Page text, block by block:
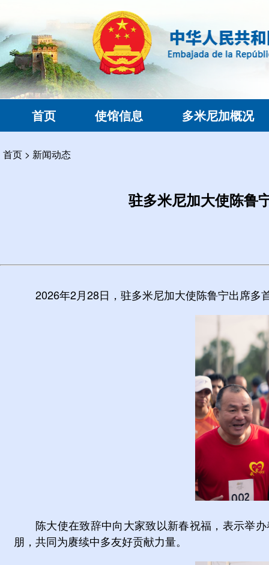
首页 使馆信息 多米尼加概况
首页 > 新闻动态
驻多米尼加大使陈鲁
2026年2月28日，驻多米尼加大使陈鲁宁出席
陈大使在致辞中向大家致以新春祝福，表示举
朋，共同为赓续中多友好贡献力量。